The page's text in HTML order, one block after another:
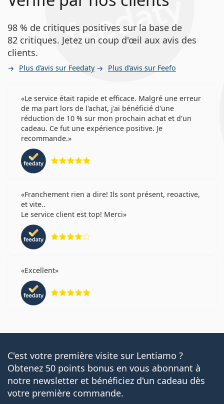
98 % de critiques positives sur la base de
82 critiques. Jetez un coup d'œil aux avis des
clients.
Plus d’avis sur Feedaty Plus d’avis sur Feefo
Le service était rapide et efficace. Malgré une erreur
de ma part lors de l'achat, j'ai bénéficié d'une
réduction de 10 % sur mon prochain achat et d'un
cadeau. Ce fut une expérience positive. Je
recommande.
Franchement rien a dire! Ils sont présent, reoactive,
et vite..
Le service client est top! Merci
Excellent
C'est votre première visite sur Lentiamo ?
Obtenez 50 points bonus en vous abonnant à
notre newsletter et bénéficiez d'un cadeau dès
votre première commande.